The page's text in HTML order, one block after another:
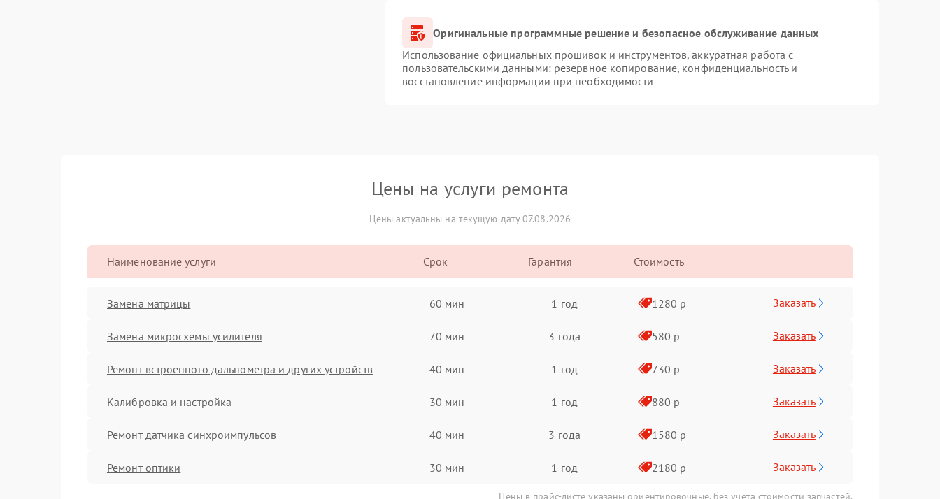
Оригинальные программные решение и безопасное обслуживание данных
Использование официальных прошивок и инструментов, аккуратная работа с
пользовательскими данными: резервное копирование, конфиденциальность и
восстановление информации при необходимости
Цены на услуги ремонта
Цены актуальны на текущую дату 07.08.2026
Наименование услуги Срок Гарантия Стоимость
Замена матрицы 60 мин 1 год 1280 р Заказать
Замена микросхемы усилителя 70 мин 3 года 580 р Заказать
Ремонт встроенного дальнометра и других устройств 40 мин 1 год 730 р Заказать
Калибровка и настройка 30 мин 1 год 880 р Заказать
Ремонт датчика синхроимпульсов 40 мин 3 года 1580 р Заказать
Ремонт оптики 30 мин 1 год 2180 р Заказать
Цены в прайс-листе указаны ориентировочные, без учета стоимости запчастей.